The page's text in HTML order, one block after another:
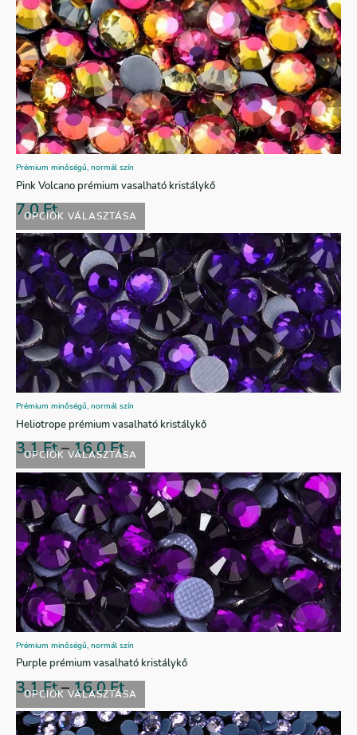
OPCIÓK VÁLASZTÁSA
Prémium minőségű, normál szín
Pink Volcano prémium vasalható kristálykő
7,0Ft
OPCIÓK VÁLASZTÁSA
Prémium minőségű, normál szín
Heliotrope prémium vasalható kristálykő
3,1Ft–16,0Ft
OPCIÓK VÁLASZTÁSA
Prémium minőségű, normál szín
Purple prémium vasalható kristálykő
3,1Ft–16,0Ft